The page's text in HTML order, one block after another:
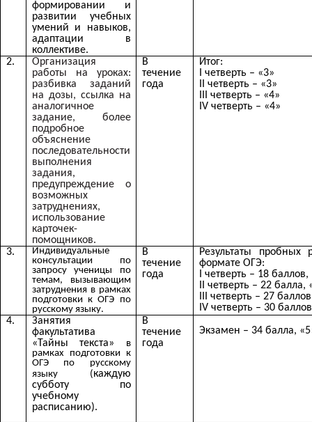
формировании и
развитии учебных
умений и навыков,
адаптации в
коллективе.
2.
Организация
работы на уроках:
разбивка заданий
на дозы, ссылка на
аналогичное
задание, более
подробное
объяснение
последовательности
выполнения
задания,
предупреждение о
возможных
затруднениях,
использование
карточек-
помощников.
В
течение
года
Итог:
I четверть – «3»
II четверть – «3»
III четверть – «4»
IV четверть – «4»
3.
Индивидуальные
консультации по
запросу ученицы по
темам, вызывающим
затруднения в рамках
подготовки к ОГЭ по
русскому языку.
В
течение
года
Результаты пробных
формате ОГЭ:
I четверть – 18 баллов,
II четверть – 22 балла,
III четверть – 27
IV четверть – 30
4.
Занятия
факультатива
«Тайны текста»
в
рамках подготовки к
ОГЭ по русскому
языку (каждую
субботу по
учебному
расписанию).
В
течение
года
Экзамен – 34 балла,